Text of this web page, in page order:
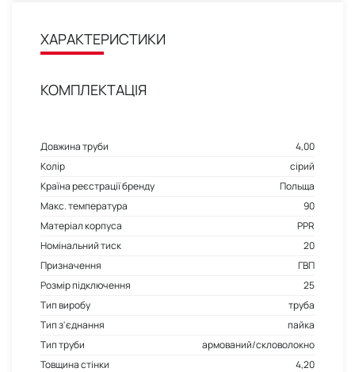
ХАРАКТЕРИСТИКИ
КОМПЛЕКТАЦІЯ
Довжина труби
4,00
Колір
сірий
Країна реєстрації бренду
Польща
Макс. температура
90
Матеріал корпуса
PPR
Номінальний тиск
20
Призначення
ГВП
Розмір підключення
25
Тип виробу
труба
Тип з'єднання
пайка
Тип труби
армований/скловолокно
Товщина стінки
4,20